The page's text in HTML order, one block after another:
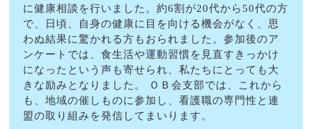
に健康相談を行いました。約6割が20代から50代の方
で、日頃、自身の健康に目を向ける機会がなく、思
わぬ結果に驚かれる方もおられました。参加後のア
ンケートでは、食生活や運動習慣を見直すきっかけ
になったという声も寄せられ、私たちにとっても大
きな励みとなりました。 ＯＢ会支部では、これから
も、地域の催しものに参加し、看護職の専門性と連
盟の取り組みを発信してまいります。